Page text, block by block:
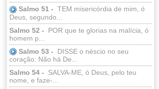
Salmo 51 - TEM misericórdia de mim, ó
Deus, segundo...
Salmo 52 -
POR que te glorias na malícia, ó
homem p...
Salmo 53 -
DISSE o néscio no seu
coração: Não há De...
Salmo 54 -
SALVA-ME, ó Deus, pelo teu
nome, e faze-...